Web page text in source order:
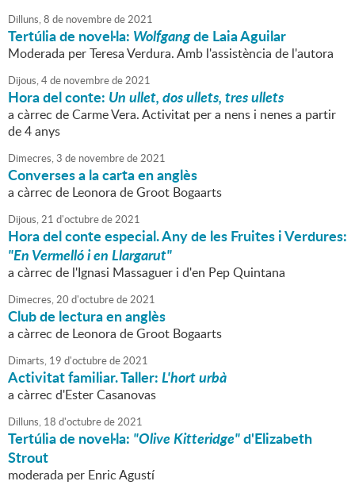
Dilluns,8 de novembrede2021
Tertúlia de novel·la: Wolfgangde Laia Aguilar
Moderada per Teresa Verdura. Amb l'assistència de l'autora
Dijous,4de novembrede2021
Hora del conte: Un ullet, dos ullets, tres ullets
a càrrec de Carme Vera. Activitat per a nens i nenes a partir
de 4 anys
Dimecres,3 de novembrede2021
Converses a la carta en anglès
a càrrec de Leonora de Groot Bogaarts
Dijous,21 d'octubrede2021
Hora del conte especial. Any de les Fruites i Verdures:
"En Vermelló i en Llargarut"
a càrrec de l'Ignasi Massaguer i d'en Pep Quintana
Dimecres,20 d'octubrede2021
Club de lectura en anglès
a càrrec de Leonora de Groot Bogaarts
Dimarts, 19 d'octubrede2021
Activitat familiar. Taller:L'hort urbà
a càrrec d'Ester Casanovas
Dilluns, 18 d'octubrede2021
Tertúlia de novel·la: "Olive Kitteridge"d'Elizabeth
Strout
moderada per Enric Agustí